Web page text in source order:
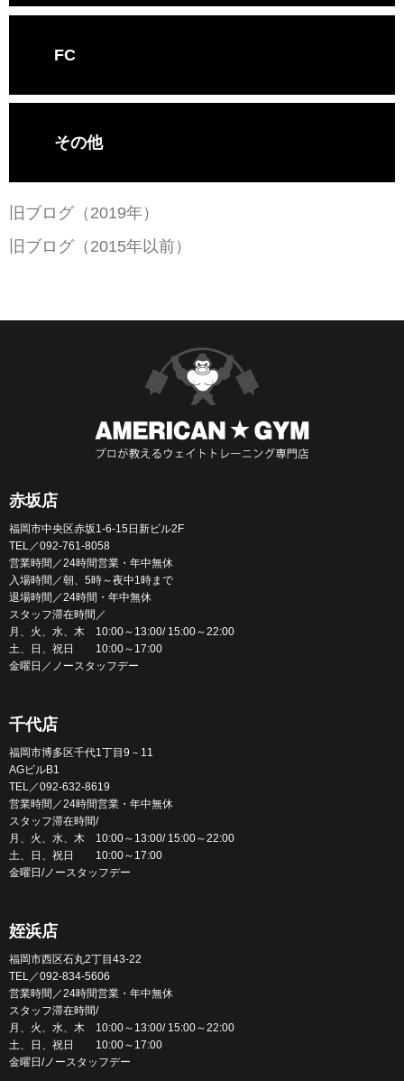
FC
その他
旧ブログ（2019年）
旧ブログ（2015年以前）
赤坂店
福岡市中央区赤坂1-6-15日新ビル2F
TEL／092-761-8058
営業時間／24時間営業・年中無休
入場時間／朝、5時～夜中1時まで
退場時間／24時間・年中無休
スタッフ滞在時間／
月、火、水、木 10:00～13:00/ 15:00～22:00
土、日、祝日 10:00～17:00
金曜日／ノースタッフデー
千代店
福岡市博多区千代1丁目9－11
AGビルB1
TEL／092-632-8619
営業時間／24時間営業・年中無休
スタッフ滞在時間/
月、火、水、木 10:00～13:00/ 15:00～22:00
土、日、祝日 10:00～17:00
金曜日/ノースタッフデー
姪浜店
福岡市西区石丸2丁目43-22
TEL／092-834-5606
営業時間／24時間営業・年中無休
スタッフ滞在時間/
月、火、水、木 10:00～13:00/ 15:00～22:00
土、日、祝日 10:00～17:00
金曜日/ノースタッフデー